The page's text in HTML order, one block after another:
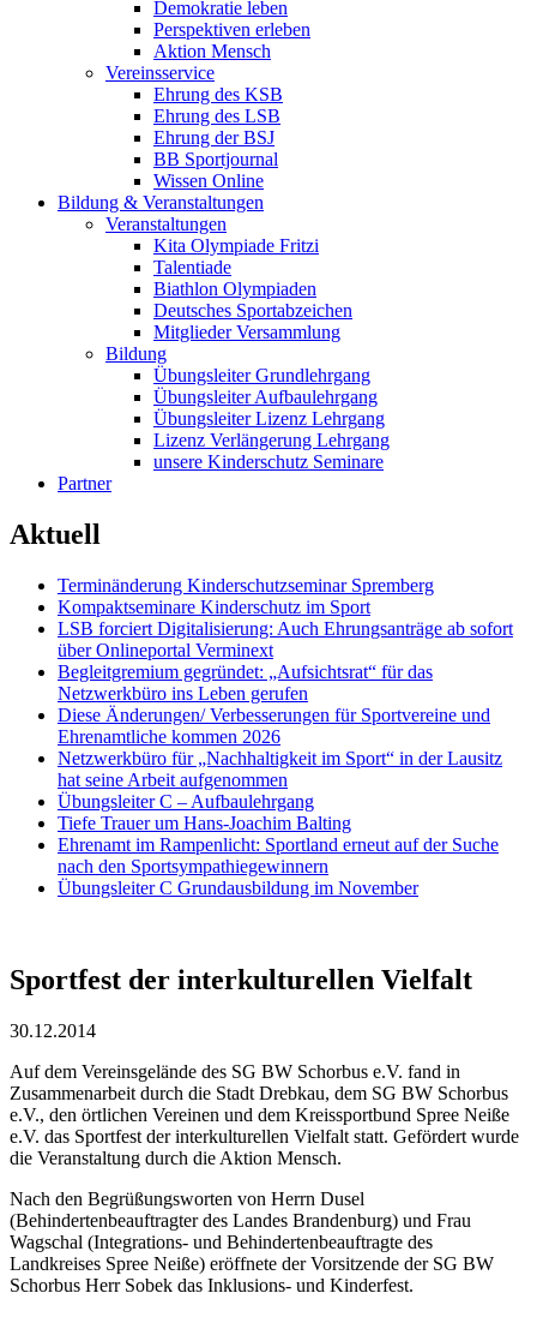
Demokratie leben
Perspektiven erleben
Aktion Mensch
Vereinsservice
Ehrung des KSB
Ehrung des LSB
Ehrung der BSJ
BB Sportjournal
Wissen Online
Bildung & Veranstaltungen
Veranstaltungen
Kita Olympiade Fritzi
Talentiade
Biathlon Olympiaden
Deutsches Sportabzeichen
Mitglieder Versammlung
Bildung
Übungsleiter Grundlehrgang
Übungsleiter Aufbaulehrgang
Übungsleiter Lizenz Lehrgang
Lizenz Verlängerung Lehrgang
unsere Kinderschutz Seminare
Partner
Aktuell
Terminänderung Kinderschutzseminar Spremberg
Kompaktseminare Kinderschutz im Sport
LSB forciert Digitalisierung: Auch Ehrungsanträge ab sofort
über Onlineportal Verminext
Begleitgremium gegründet: „Aufsichtsrat“ für das
Netzwerkbüro ins Leben gerufen
Diese Änderungen/ Verbesserungen für Sportvereine und
Ehrenamtliche kommen 2026
Netzwerkbüro für „Nachhaltigkeit im Sport“ in der Lausitz
hat seine Arbeit aufgenommen
Übungsleiter C – Aufbaulehrgang
Tiefe Trauer um Hans-Joachim Balting
Ehrenamt im Rampenlicht: Sportland erneut auf der Suche
nach den Sportsympathiegewinnern
Übungsleiter C Grundausbildung im November
Sportfest der interkulturellen Vielfalt
30.12.2014
Auf dem Vereinsgelände des SG BW Schorbus e.V. fand in
Zusammenarbeit durch die Stadt Drebkau, dem SG BW Schorbus
e.V., den örtlichen Vereinen und dem Kreissportbund Spree Neiße
e.V. das Sportfest der interkulturellen Vielfalt statt. Gefördert wurde
die Veranstaltung durch die Aktion Mensch.
Nach den Begrüßungsworten von Herrn Dusel
(Behindertenbeauftragter des Landes Brandenburg) und Frau
Wagschal (Integrations- und Behindertenbeauftragte des
Landkreises Spree Neiße) eröffnete der Vorsitzende der SG BW
Schorbus Herr Sobek das Inklusions- und Kinderfest.